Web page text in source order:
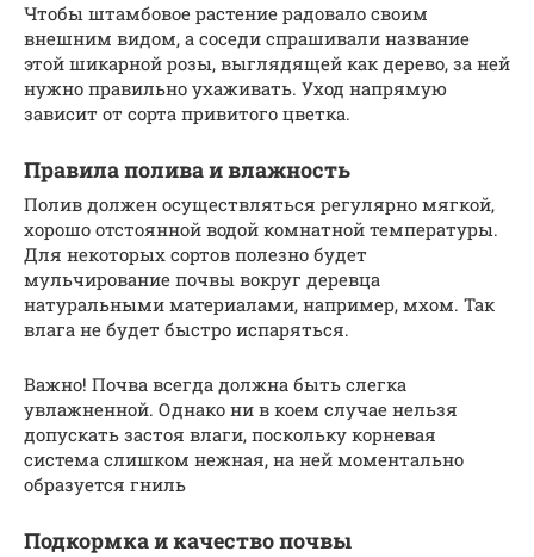
Чтобы штамбовое растение радовало своим
внешним видом, а соседи спрашивали название
этой шикарной розы, выглядящей как дерево, за ней
нужно правильно ухаживать. Уход напрямую
зависит от сорта привитого цветка.
Правила полива и влажность
Полив должен осуществляться регулярно мягкой,
хорошо отстоянной водой комнатной температуры.
Для некоторых сортов полезно будет
мульчирование почвы вокруг деревца
натуральными материалами, например, мхом. Так
влага не будет быстро испаряться.
Важно! Почва всегда должна быть слегка
увлажненной. Однако ни в коем случае нельзя
допускать застоя влаги, поскольку корневая
система слишком нежная, на ней моментально
образуется гниль
Подкормка и качество почвы